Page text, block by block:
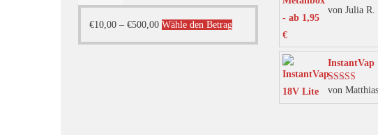
€10,00 – €500,00 Wähle den BetragDieses
Produkt
Bewertet mit
von Julia R.
InstantVap
Bewertet mit
von